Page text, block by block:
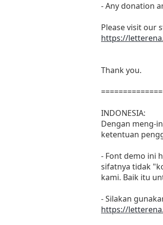
- Any donation
Please visit our
https://
Thank you.
INDONESIA:
Dengan meng-
ketentuan
- Font demo ini
sifatnya tidak
kami. Baik itu
- Silakan
https://